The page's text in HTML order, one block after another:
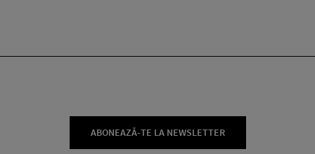
ABONEAZĂ-TE LA NEWSLETTER